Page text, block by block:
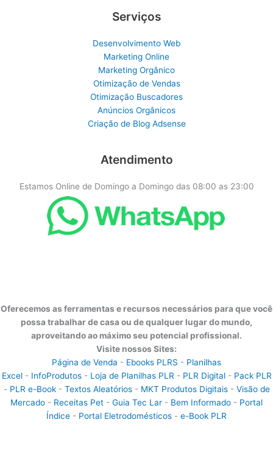
Serviços
Desenvolvimento Web
Marketing Online
Marketing Orgânico
Otimização de Vendas
Otimização Buscadores
Anúncios Orgânicos
Criação de Blog Adsense
Atendimento
Estamos Online de Domingo a Domingo das 08:00 as 23:00
Oferecemos as ferramentas e recursos necessários para que você
possa trabalhar de casa ou de qualquer lugar do mundo,
aproveitando ao máximo seu potencial profissional.
Visite nossos Sites:
Página de Venda - Ebooks PLRS - Planilhas
Excel- InfoProdutos- Loja de Planilhas PLR - PLR Digital- Pack PLR
- PLR e-Book- Textos Aleatórios- MKT Produtos Digitais- Visão de
Mercado - Receitas Pet - Guia Tec Lar - Bem Informado - Portal
Índice - Portal Eletrodomésticos - e-Book PLR